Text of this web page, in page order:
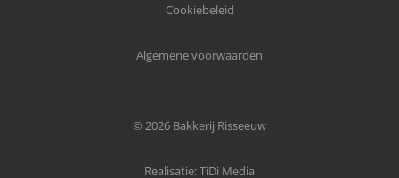
Cookiebeleid
Algemene voorwaarden
© 2026 Bakkerij Risseeuw
Realisatie:TiDi Media